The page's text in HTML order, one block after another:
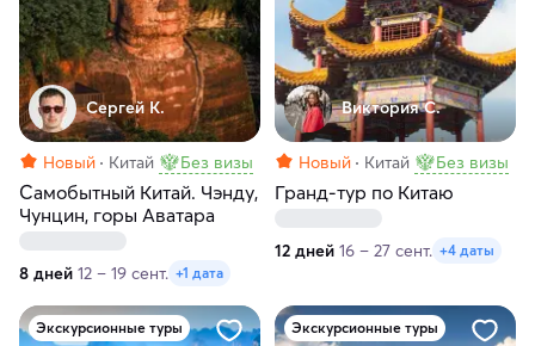
Сергей К.
Новый Китай Без визы
Самобытный Китай. Чэнду,
Чунцин, горы Аватара
8 дней 12 – 19 сент. +1 дата
Виктория С.
Новый Китай Без визы
Гранд-тур по Китаю
12 дней 16 – 27 сент. +4 даты
Экскурсионные туры Экскурсионные туры